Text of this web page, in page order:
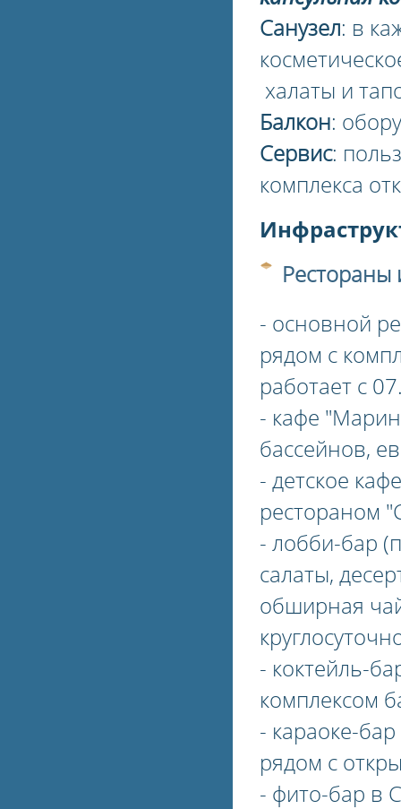
Санузел: в
халаты и
Балкон:
Сервис:
комплекса
Рестораны
- основной
рядом с
работает с
- кафе
бассейнов,
- детское
рестораном
- лобби-бар
салаты,
обширная
- коктейль-
комплексом
- караоке-
рядом с
- фито-бар в